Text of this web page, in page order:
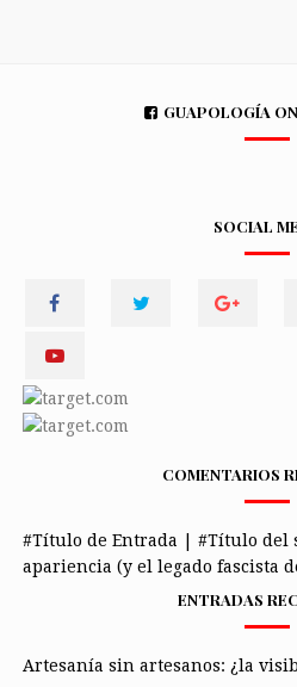
GUAPOLOGÍA
SOCIAL
COMENTARIOS
#Título de Entrada | #Título del
apariencia (y el legado fascista
ENTRADAS
Artesanía sin artesanos: ¿la